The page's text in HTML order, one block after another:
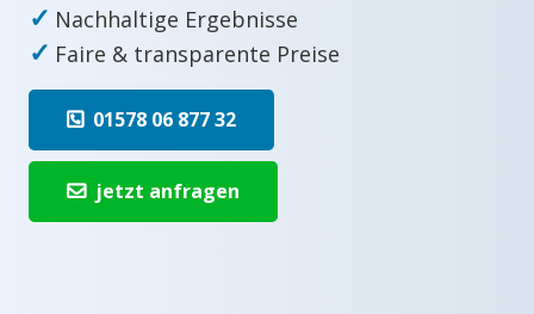
✓ Nachhaltige Ergebnisse
✓ Faire & transparente Preise
01578 06 877 32
jetzt anfragen